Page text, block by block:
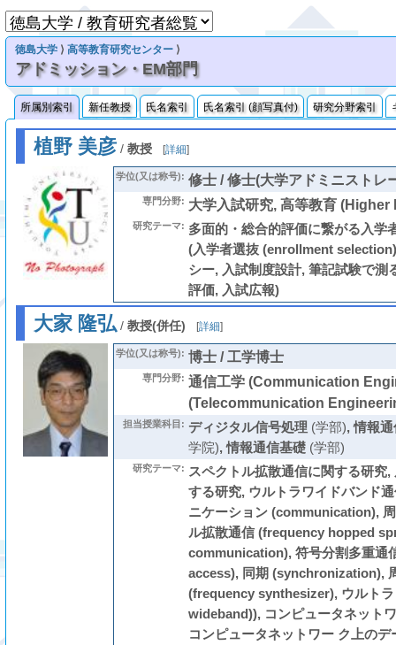
徳島大学 ⟩高等教育研究センター ⟩
アドミッション・EM部門
所属別索引 新任教授 氏名索引 氏名索引 (顔写真付) 研究分野索引
植野 美彦/ 教授 [詳細]
学位(又は称号): 修士 / 修士(大学アドミニストレ
専門分野: 大学入試研究, 高等教育
研究テーマ: 多面的・総合的評価に繋がる入学
(入学者選抜 (enrollment
シー, 入試制度設計, 筆記試験で測
評価, 入試広報)
大家 隆弘/ 教授(併任) [詳細]
学位(又は称号): 博士 / 工学博士
専門分野: 通信工学 (Communication
(Telecommunication
担当授業科目: ディジタル信号処理 (学部),情報
学院),情報通信基礎(学部)
研究テーマ: スペクトル拡散通信に関する研究
する研究, ウルトラワイドバンド
ニケーション (communication),
ル拡散通信 (frequency hopped
communication), 符号分割多重
access), 同期 (synchronization),
(frequency synthesizer), ウルト
wideband)), コンピュータネット
コンピュータネットワー ク上の